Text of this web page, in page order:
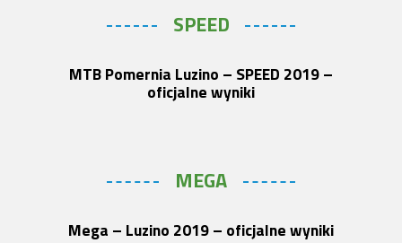
SPEED
MTB Pomernia Luzino – SPEED 2019 –
oficjalne wyniki
MEGA
Mega – Luzino 2019 – oficjalne wyniki